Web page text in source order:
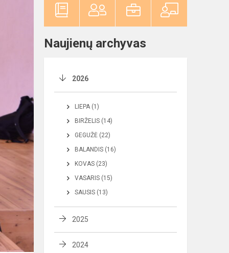
Naujienų archyvas
2026
LIEPA (1)
BIRŽELIS (14)
GEGUŽĖ (22)
BALANDIS (16)
KOVAS (23)
VASARIS (15)
SAUSIS (13)
2025
2024